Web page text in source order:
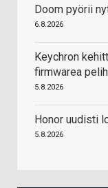
Doom pyörii
6.8.2026
Keychron
firmwarea
5.8.2026
Honor uudisti
5.8.2026